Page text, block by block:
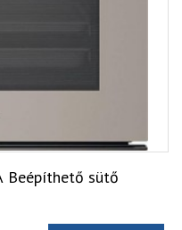
Beépíthető sütő